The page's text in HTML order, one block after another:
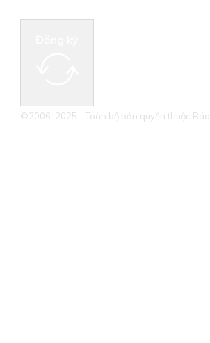
©2006-2025 - Toàn bộ bản quyền thuộc Báo